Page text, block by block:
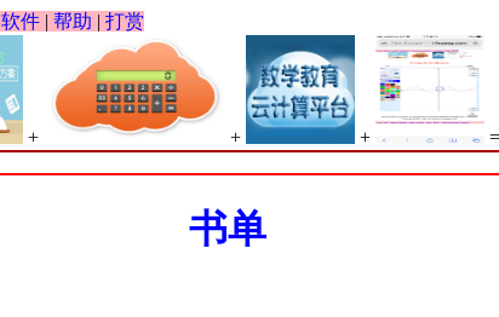
软件 | 帮助 | 打赏
+ + +
书单